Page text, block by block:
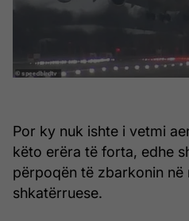
Por ky nuk ishte i vetmi
këto erëra të forta, edhe
përpoqën të zbarkonin në
shkatërruese.